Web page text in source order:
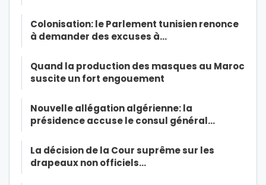
Colonisation: le Parlement tunisien renonce
à demander des excuses à…
Quand la production des masques au Maroc
suscite un fort engouement
Nouvelle allégation algérienne: la
présidence accuse le consul général…
La décision de la Cour suprême sur les
drapeaux non officiels…